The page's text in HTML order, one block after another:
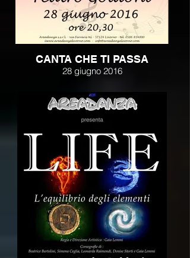
CANTA CHE TI PASSA
28 giugno 2016